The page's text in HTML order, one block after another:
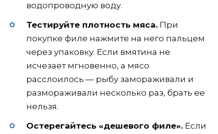
водопроводную воду.
Тестируйте плотность мяса. При
покупке филе нажмите на него пальцем
через упаковку. Если вмятина не
исчезает мгновенно, а мясо
расслоилось — рыбу замораживали и
размораживали несколько раз, брать ее
нельзя.
Остерегайтесь «дешевого филе». Если